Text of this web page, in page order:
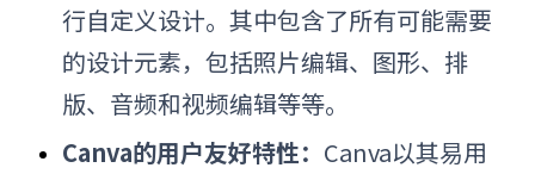
行自定义设计。其中包含了所有可能需要
的设计元素，包括照片编辑、图形、排
版、音频和视频编辑等等。
Canva的用户友好特性： Canva以其易用